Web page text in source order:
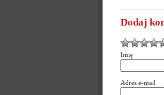
Dodaj
Imię
Adres e-mail